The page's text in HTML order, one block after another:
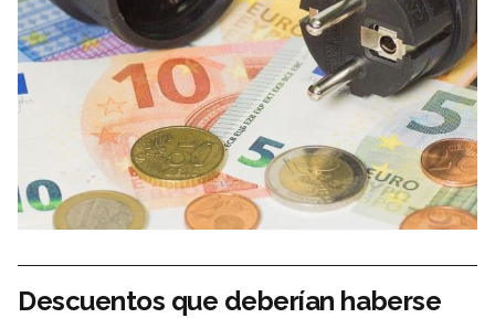
Descuentos que deberían haberse